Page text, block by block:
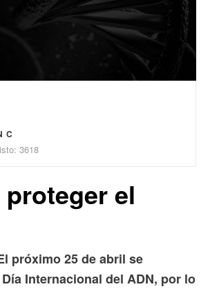
C
3618
el
próximo 25 de abril se
Internacional del ADN, por lo